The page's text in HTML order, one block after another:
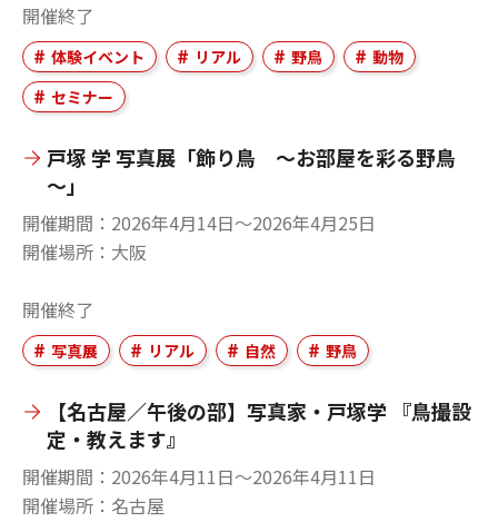
開催終了
体験イベント リアル 野鳥
動物
セミナー
戸塚 学 写真展「飾り鳥 ～お部屋を彩る野鳥
～」
開催期間
2026年4月14日〜2026年4月25日
開催場所
大阪
開催終了
写真展 リアル 自然 野鳥
【名古屋／午後の部】写真家・戸塚学 『鳥撮設
定・教えます』
開催期間
2026年4月11日〜2026年4月11日
開催場所
名古屋